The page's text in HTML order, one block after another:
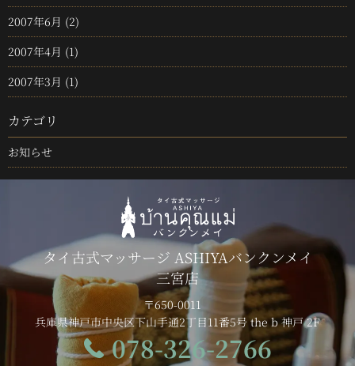
2007年6月 (2)
2007年4月 (1)
2007年3月 (1)
カテゴリ
お知らせ
タイ古式マッサージ ASHIYAバンクンメイ
三宮店
〒650-0011
兵庫県神戸市中央区下山手通2丁目11番5号 the b 神戸 2F
078-326-2766